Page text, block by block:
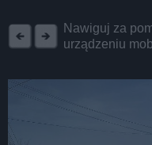
Nawiguj za
urządzeniu